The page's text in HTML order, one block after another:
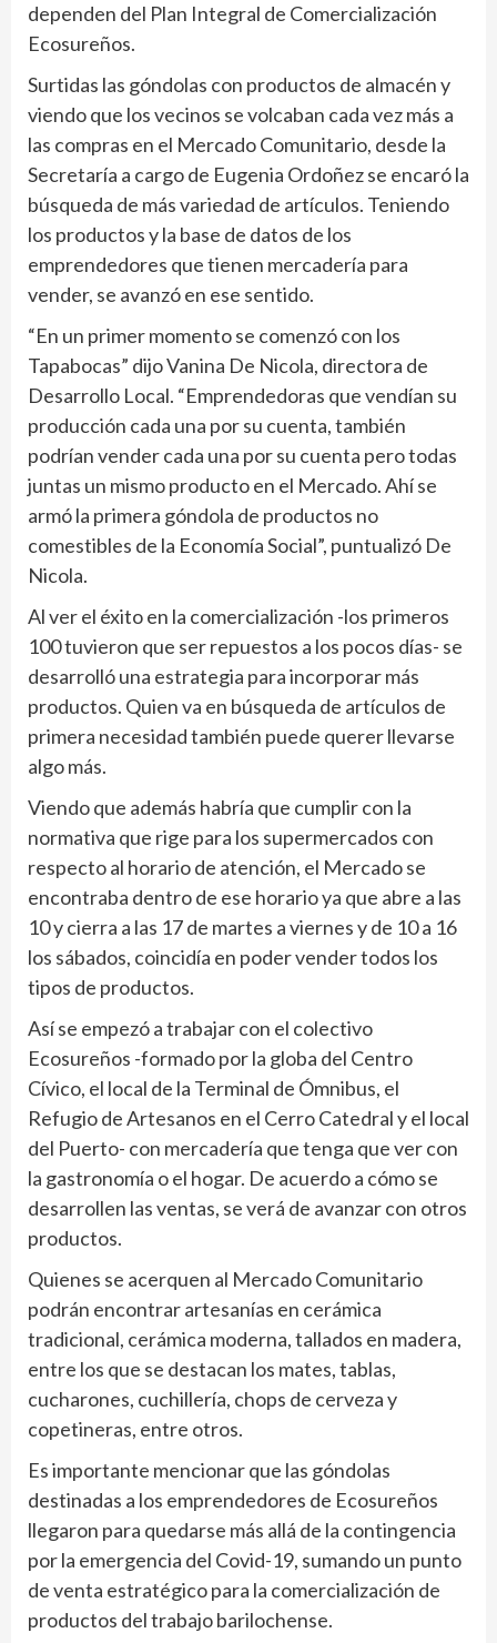
dependen del Plan Integral de Comercialización
Ecosureños.
Surtidas las góndolas con productos de almacén y
viendo que los vecinos se volcaban cada vez más a
las compras en el Mercado Comunitario, desde la
Secretaría a cargo de Eugenia Ordoñez se encaró la
búsqueda de más variedad de artículos. Teniendo
los productos y la base de datos de los
emprendedores que tienen mercadería para
vender, se avanzó en ese sentido.
“En un primer momento se comenzó con los
Tapabocas” dijo Vanina De Nicola, directora de
Desarrollo Local. “Emprendedoras que vendían su
producción cada una por su cuenta, también
podrían vender cada una por su cuenta pero todas
juntas un mismo producto en el Mercado. Ahí se
armó la primera góndola de productos no
comestibles de la Economía Social”, puntualizó De
Nicola.
Al ver el éxito en la comercialización -los primeros
100 tuvieron que ser repuestos a los pocos días- se
desarrolló una estrategia para incorporar más
productos. Quien va en búsqueda de artículos de
primera necesidad también puede querer llevarse
algo más.
Viendo que además habría que cumplir con la
normativa que rige para los supermercados con
respecto al horario de atención, el Mercado se
encontraba dentro de ese horario ya que abre a las
10 y cierra a las 17 de martes a viernes y de 10 a 16
los sábados, coincidía en poder vender todos los
tipos de productos.
Así se empezó a trabajar con el colectivo
Ecosureños -formado por la globa del Centro
Cívico, el local de la Terminal de Ómnibus, el
Refugio de Artesanos en el Cerro Catedral y el local
del Puerto- con mercadería que tenga que ver con
la gastronomía o el hogar. De acuerdo a cómo se
desarrollen las ventas, se verá de avanzar con otros
productos.
Quienes se acerquen al Mercado Comunitario
podrán encontrar artesanías en cerámica
tradicional, cerámica moderna, tallados en madera,
entre los que se destacan los mates, tablas,
cucharones, cuchillería, chops de cerveza y
copetineras, entre otros.
Es importante mencionar que las góndolas
destinadas a los emprendedores de Ecosureños
llegaron para quedarse más allá de la contingencia
por la emergencia del Covid-19, sumando un punto
de venta estratégico para la comercialización de
productos del trabajo barilochense.